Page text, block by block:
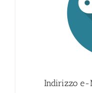
Indirizzo